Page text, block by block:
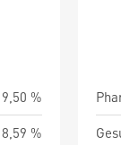
9,50 %
8,59 %